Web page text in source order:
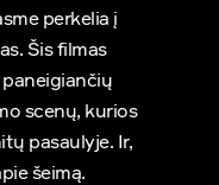
perkelia į
Šis filmas
scenų, kurios
pasaulyje. Ir,
šeimą.